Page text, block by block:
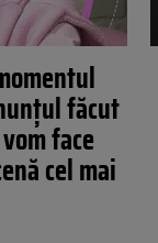
făcut
face
cel mai